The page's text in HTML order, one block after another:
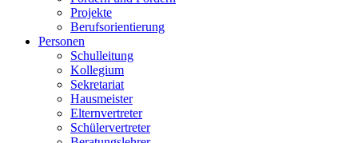
Projekte
Berufsorientierung
Personen
Schulleitung
Kollegium
Sekretariat
Hausmeister
Elternvertreter
Schülervertreter